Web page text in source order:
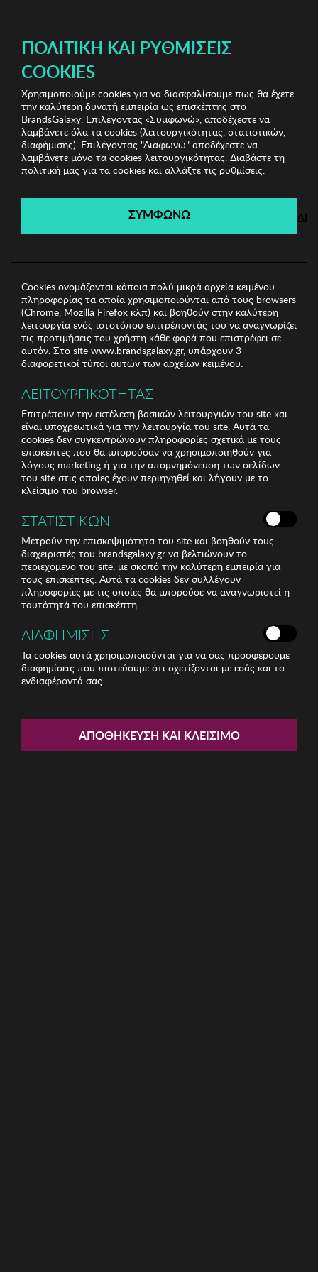
Kenneth Cole Watches Γυναικεία Ρολόγια
Γυναικείο
Ρολόι KCNY
Kenneth Cole Watches
Λήγει σε: 00ημέρες | 00ώρες 00λεπτά 00δευτ.
Γυναικείο Ρολόι KCNY
ΠΟΛΙΤΙΚΉ ΚΑΙ ΡΥΘΜΊΣΕΙΣ
COOKIES
Χρησιμοποιούμε cookies για να διασφαλίσουμε πως θα έχετε
την καλύτερη δυνατή εμπειρία ως επισκέπτης στο
BrandsGalaxy. Επιλέγοντας «Συμφωνώ», αποδέχεστε να
λαμβάνετε όλα τα cookies (λειτουργικότητας, στατιστικών,
διαφήμισης). Επιλέγοντας "Διαφωνώ" αποδέχεστε να
λαμβάνετε μόνο τα cookies λειτουργικότητας. Διαβάστε τη
πολιτική μας για τα cookies και αλλάξτε τις ρυθμίσεις.
ΣΥΜΦΩΝΩ
Cookies ονομάζονται κάποια πολύ μικρά αρχεία κειμένου
πληροφορίας τα οποία χρησιμοποιούνται από τους browsers
(Chrome, Mozilla Firefox κλπ) και βοηθούν στην καλύτερη
λειτουργία ενός ιστοτόπου επιτρέποντάς του να αναγνωρίζει
τις προτιμήσεις του χρήστη κάθε φορά που επιστρέφει σε
αυτόν. Στο site www.brandsgalaxy.gr, υπάρχουν 3
διαφορετικοί τύποι αυτών των αρχείων κειμένου:
ΛΕΙΤΟΥΡΓΙΚΟΤΗΤΑΣ
Επιτρέπουν την εκτέλεση βασικών λειτουργιών του site και
είναι υποχρεωτικά για την λειτουργία του site. Αυτά τα
cookies δεν συγκεντρώνουν πληροφορίες σχετικά με τους
επισκέπτες που θα μπορούσαν να χρησιμοποιηθούν για
λόγους marketing ή για την απομνημόνευση των σελίδων
του site στις οποίες έχουν περιηγηθεί και λήγουν με το
κλείσιμο του browser.
ΣΤΑΤΙΣΤΙΚΩΝ
Μετρούν την επισκεψιμότητα του site και βοηθούν τους
διαχειριστές του brandsgalaxy.gr να βελτιώνουν το
περιεχόμενο του site, με σκοπό την καλύτερη εμπειρία για
τους επισκέπτες. Αυτά τα cookies δεν συλλέγουν
πληροφορίες με τις οποίες θα μπορούσε να αναγνωριστεί η
ταυτότητά του επισκέπτη.
ΔΙΑΦΗΜΙΣΗΣ
Τα cookies αυτά χρησιμοποιούνται για να σας προσφέρουμε
διαφημίσεις που πιστεύουμε ότι σχετίζονται με εσάς και τα
ενδιαφέροντά σας.
ΑΠΟΘΉΚΕΥΣΗ ΚΑΙ ΚΛΕΊΣΙΜΟ